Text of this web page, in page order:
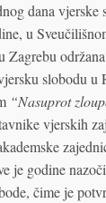
dana vjerske
u
slobodu u
“Nasuprot
vjerskih
je godine
čime je